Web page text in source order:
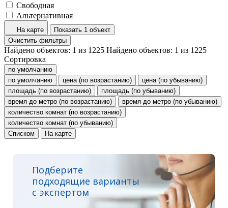
Свободная
Альтернативная
На карте
Показать 1 объект
Очистить фильтры
Найдено объектов: 1 из 1225 Найдено объектов: 1 из 1225
Сортировка
по умолчанию
по умолчанию
цена (по возрастанию)
цена (по убыванию)
площадь (по возрастанию)
площадь (по убыванию)
время до метро (по возрастанию)
время до метро (по убыванию)
количество комнат (по возрастанию)
количество комнат (по убыванию)
Списком
На карте
Подберите
подходящие варианты
с экспертом